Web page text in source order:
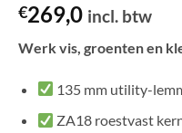
€269,0 incl. btw
Werk vis, groenten en
135 mm utility-
ZA18 roestvast